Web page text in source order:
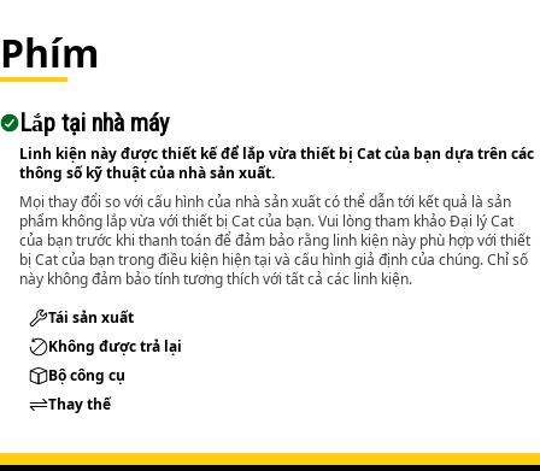
Phím
Lắp tại nhà máy
Linh kiện này được thiết kế để lắp vừa thiết bị Cat của bạn dựa trên các
thông số kỹ thuật của nhà sản xuất.
Mọi thay đổi so với cấu hình của nhà sản xuất có thể dẫn tới kết quả là sản
phẩm không lắp vừa với thiết bị Cat của bạn. Vui lòng tham khảo Đại lý Cat
của bạn trước khi thanh toán để đảm bảo rằng linh kiện này phù hợp với thiết
bị Cat của bạn trong điều kiện hiện tại và cấu hình giả định của chúng. Chỉ số
này không đảm bảo tính tương thích với tất cả các linh kiện.
Tái sản xuất
Không được trả lại
Bộ công cụ
Thay thế